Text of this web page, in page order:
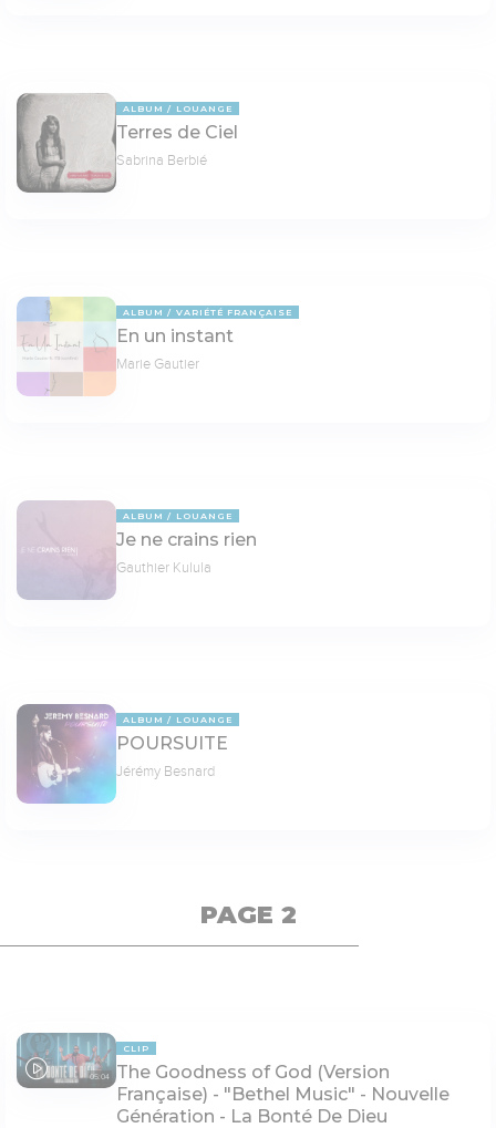
ALBUM LOUANGE
Terres de Ciel
Sabrina Berbié
ALBUM VARIÉTÉ FRANÇAISE
En un instant
Marie Gautier
ALBUM LOUANGE
Je ne crains rien
Gauthier Kulula
ALBUM LOUANGE
POURSUITE
Jérémy Besnard
PAGE 2
05:04
CLIP
The Goodness of God (Version
Française) - "Bethel Music" - Nouvelle
Génération - La Bonté De Dieu